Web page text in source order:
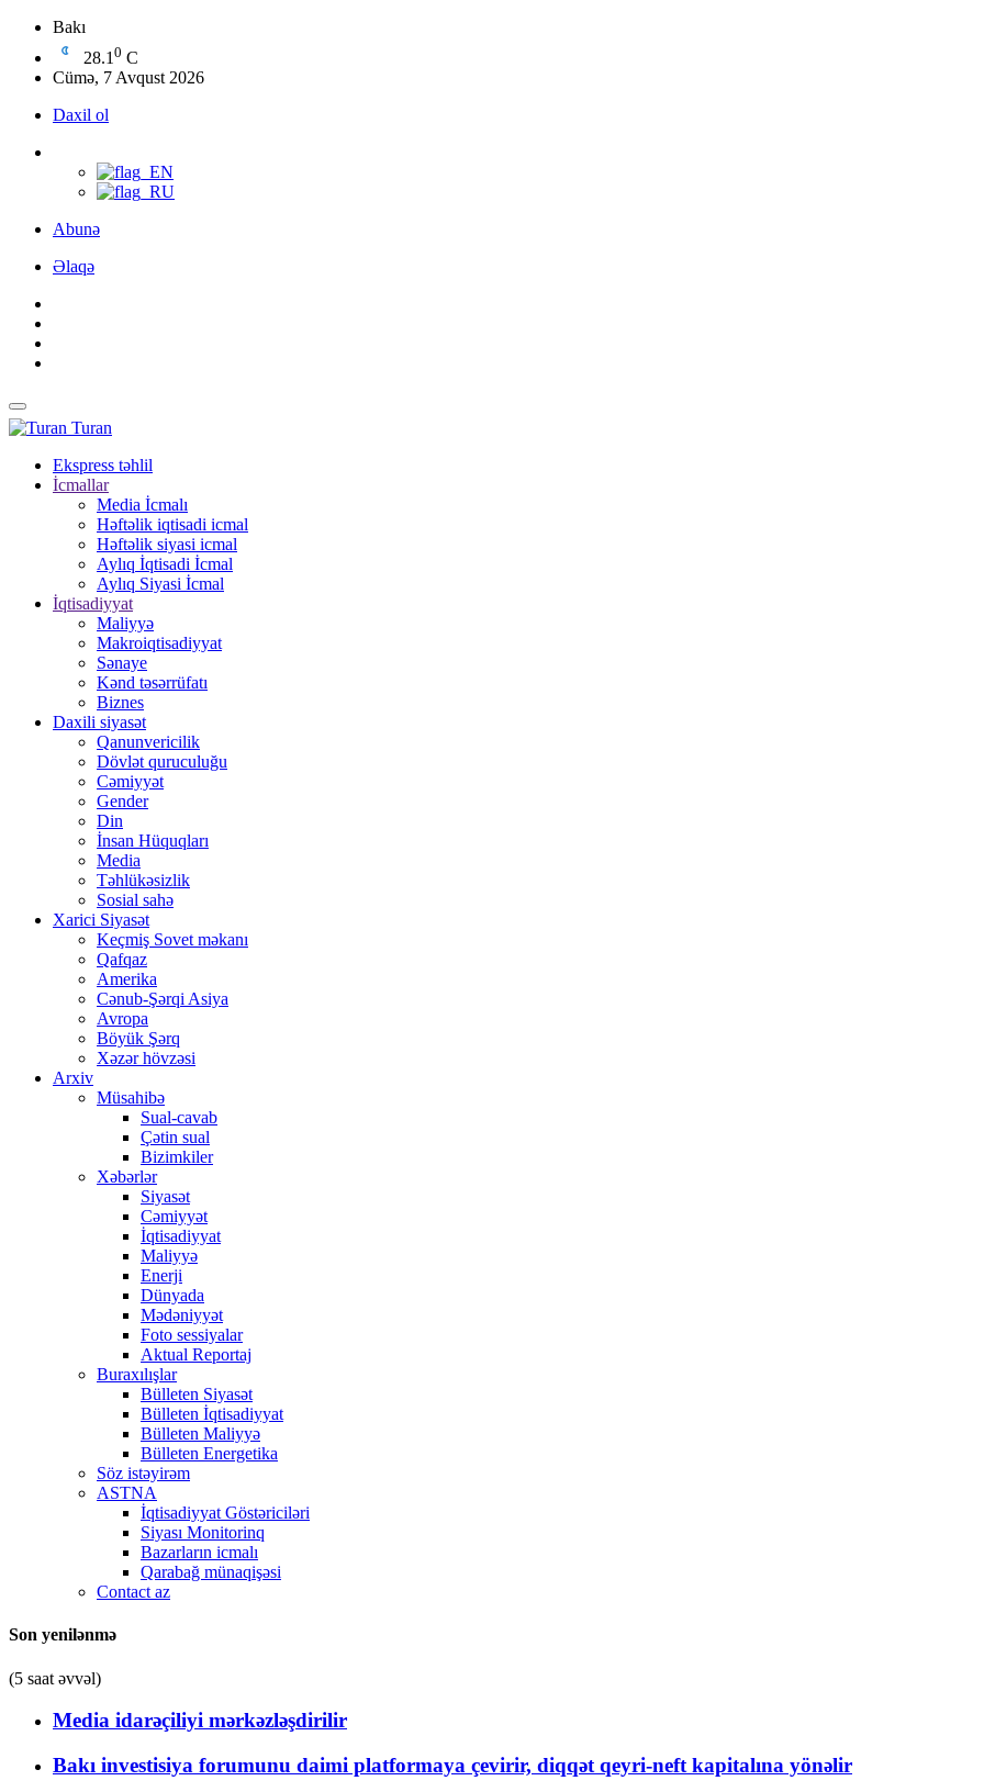
Bakı
28.1 0 C
Cümə, 7 Avqust 2026
Daxil ol
Abunə
Əlaqə
Turan
Ekspress təhlil
İcmallar
Media İcmalı
Həftəlik iqtisadi icmal
Həftəlik siyasi icmal
Aylıq İqtisadi İcmal
Aylıq Siyasi İcmal
İqtisadiyyat
Maliyyə
Makroiqtisadiyyat
Sənaye
Kənd təsərrüfatı
Biznes
Daxili siyasət
Qanunvericilik
Dövlət quruculuğu
Cəmiyyət
Gender
Din
İnsan Hüquqları
Media
Təhlükəsizlik
Sosial sahə
Xarici Siyasət
Keçmiş Sovet məkanı
Qafqaz
Amerika
Cənub-Şərqi Asiya
Avropa
Böyük Şərq
Xəzər hövzəsi
Arxiv
Müsahibə
Sual-cavab
Çətin sual
Bizimkiler
Xəbərlər
Siyasət
Cəmiyyət
İqtisadiyyat
Maliyyə
Enerji
Dünyada
Mədəniyyət
Foto sessiyalar
Aktual Reportaj
Buraxılışlar
Bülleten Siyasət
Bülleten İqtisadiyyat
Bülleten Maliyyə
Bülleten Energetika
Söz istəyirəm
ASTNA
İqtisadiyyat Göstəriciləri
Siyası Monitorinq
Bazarların icmalı
Qarabağ münaqişəsi
Contact az
Son yenilənmə
(5 saat əvvəl)
Media idarəçiliyi mərkəzləşdirilir
Bakı investisiya forumunu daimi platformaya çevirir, diqqət qeyri-neft kapitalına yönəlir